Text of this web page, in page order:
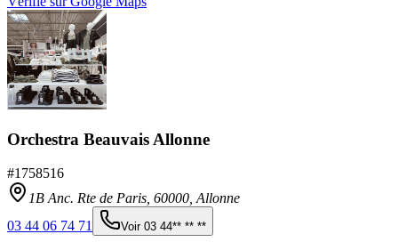
Orchestra Beauvais Allonne
#1758516
1B Anc. Rte de Paris, 60000,Allonne
03 44 06 74 71
Voir 03 44** ** **